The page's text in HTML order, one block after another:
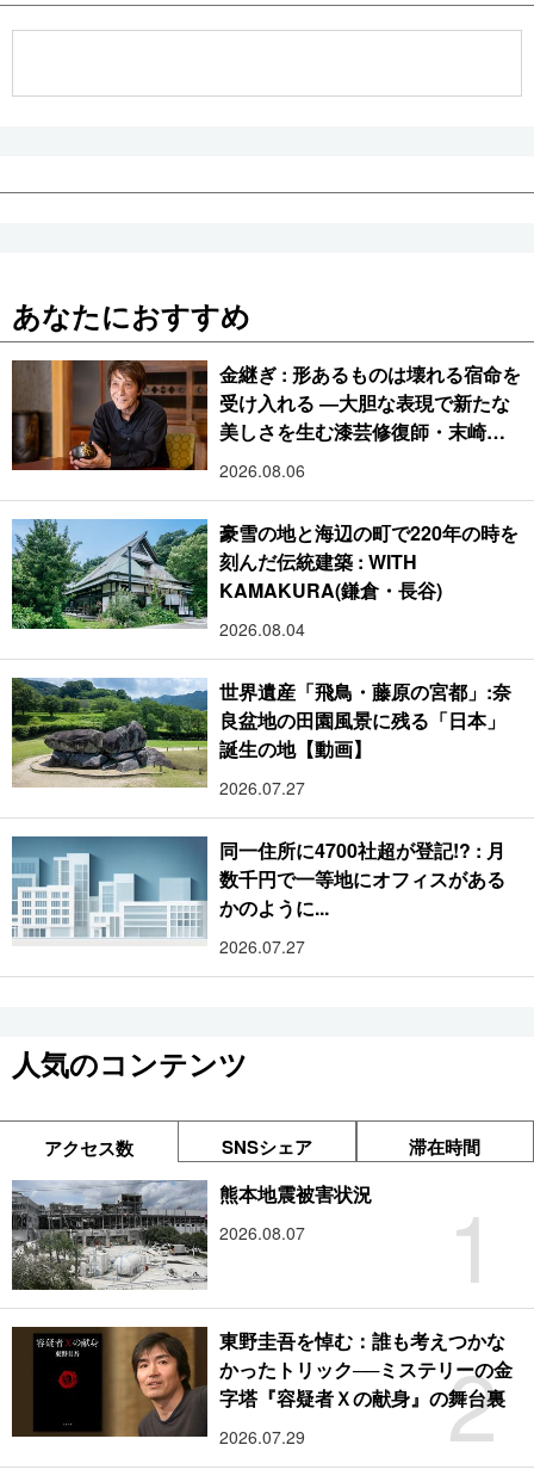
あなたにおすすめ
金継ぎ : 形あるものは壊れる宿命を
受け入れる ―大胆な表現で新たな
美しさを生む漆芸修復師・末崎広
樹
2026.08.06
豪雪の地と海辺の町で220年の時を
刻んだ伝統建築 : WITH
KAMAKURA(鎌倉・長谷)
2026.08.04
世界遺産「飛鳥・藤原の宮都」:奈
良盆地の田園風景に残る「日本」
誕生の地【動画】
2026.07.27
同一住所に4700社超が登記!? : 月
数千円で一等地にオフィスがある
かのように...
2026.07.27
人気のコンテンツ
アクセス数 SNSシェア 滞在時間
1
熊本地震被害状況
2026.08.07
2
東野圭吾を悼む：誰も考えつかな
かったトリック──ミステリーの金
字塔『容疑者Ｘの献身』の舞台裏
2026.07.29